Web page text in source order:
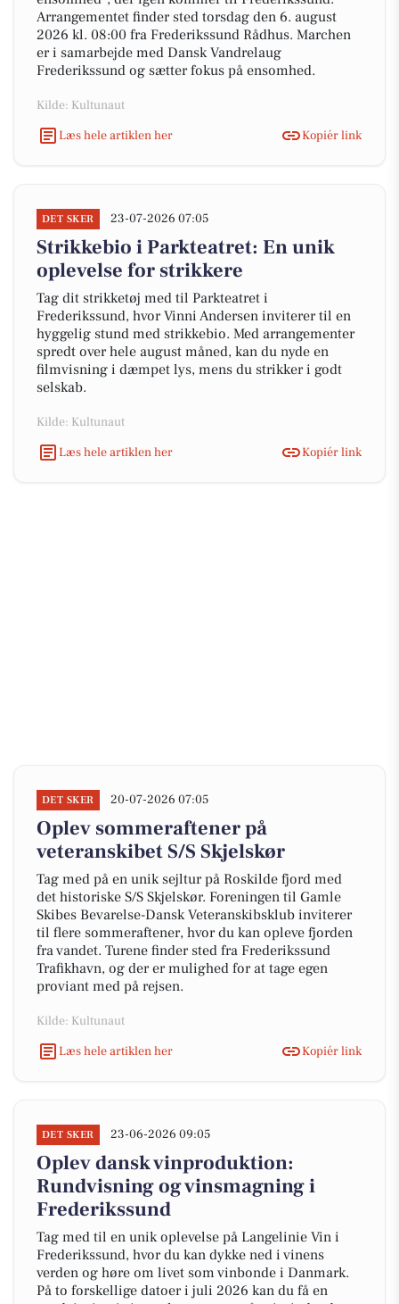
Arrangementet finder sted torsdag den 6. august
2026 kl. 08:00 fra Frederikssund Rådhus. Marchen
er i samarbejde med Dansk Vandrelaug
Frederikssund og sætter fokus på ensomhed.
Kilde: Kultunaut
Læs hele artiklen her
Kopiér link
DET SKER 23-07-2026 07:05
Strikkebio i Parkteatret: En unik
oplevelse for strikkere
Tag dit strikketøj med til Parkteatret i
Frederikssund, hvor Vinni Andersen inviterer til en
hyggelig stund med strikkebio. Med arrangementer
spredt over hele august måned, kan du nyde en
filmvisning i dæmpet lys, mens du strikker i godt
selskab.
Kilde: Kultunaut
Læs hele artiklen her
Kopiér link
DET SKER 20-07-2026 07:05
Oplev sommeraftener på
veteranskibet S/S Skjelskør
Tag med på en unik sejltur på Roskilde fjord med
det historiske S/S Skjelskør. Foreningen til Gamle
Skibes Bevarelse-Dansk Veteranskibsklub inviterer
til flere sommeraftener, hvor du kan opleve fjorden
fra vandet. Turene finder sted fra Frederikssund
Trafikhavn, og der er mulighed for at tage egen
proviant med på rejsen.
Kilde: Kultunaut
Læs hele artiklen her
Kopiér link
DET SKER 23-06-2026 09:05
Oplev dansk vinproduktion:
Rundvisning og vinsmagning i
Frederikssund
Tag med til en unik oplevelse på Langelinie Vin i
Frederikssund, hvor du kan dykke ned i vinens
verden og høre om livet som vinbonde i Danmark.
På to forskellige datoer i juli 2026 kan du få en